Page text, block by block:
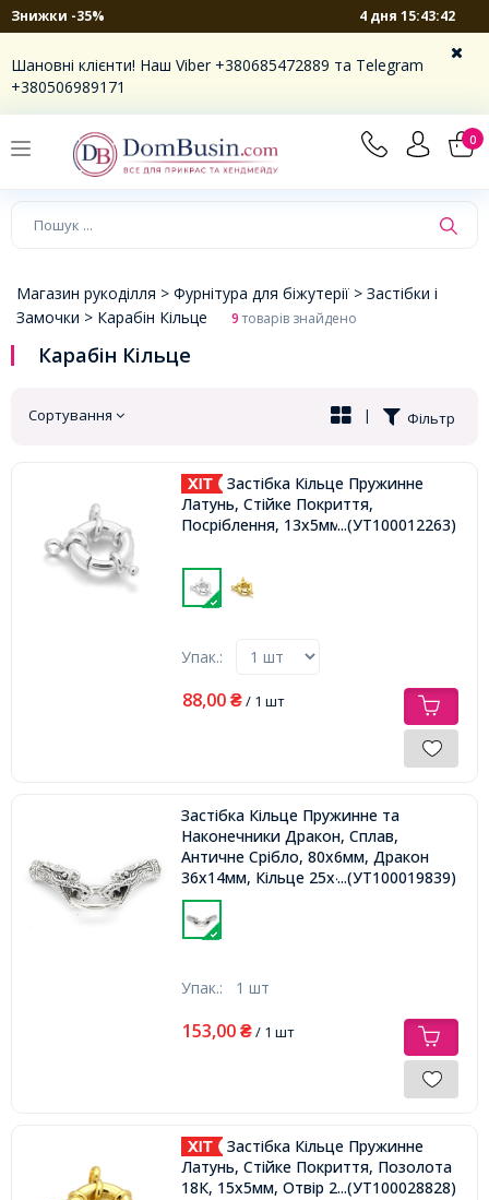
Знижки -35% 4 дня 15:43:42
Шановні клієнти! Наш Viber +380685472889 та Telegram
+380506989171
0
×
Магазин рукоділля > Фурнітура для біжутерії > Застібки і
Замочки > Карабін Кільце 9товарів знайдено
Карабін Кільце
Сортування Фільтр
|
Застібка Кільце Пружинне
Латунь, Стійке Покриття,
Посріблення, 13х5мм, Отвір 3мм,
...(УТ100012263)
Упак.:
88,00 ₴/ 1 шт
Застібка Кільце Пружинне та
Наконечники Дракон, Сплав,
Античне Срібло, 80х6мм, Дракон
36х14мм, Кільце 25х4мм, Отвір 6мм,
...(УТ100019839)
Упак.: 1 шт
153,00 ₴/ 1 шт
Застібка Кільце Пружинне
Латунь, Стійке Покриття, Позолота
18К, 15х5мм, Отвір 2мм,...(УТ100028828)